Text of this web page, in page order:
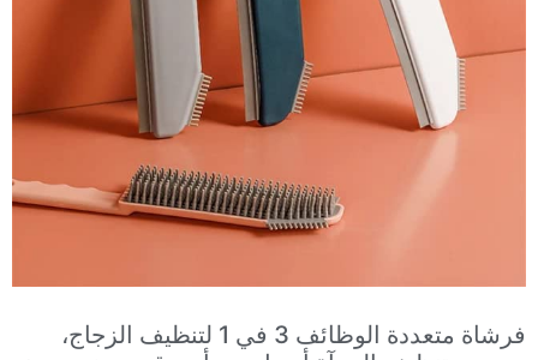
فرشاة متعددة الوظائف 3 في 1 لتنظيف الزجاج،